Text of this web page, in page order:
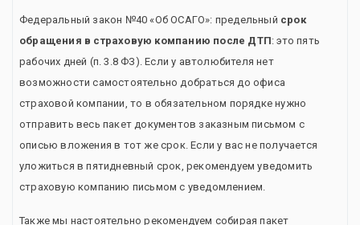
Федеральный закон №40 «Об ОСАГО»: предельный срок
обращения в страховую компанию после ДТП: это пять
рабочих дней (п. 3.8 ФЗ). Если у автолюбителя нет
возможности самостоятельно добраться до офиса
страховой компании, то в обязательном порядке нужно
отправить весь пакет документов заказным письмом с
описью вложения в тот же срок. Если у вас не получается
уложиться в пятидневный срок, рекомендуем уведомить
страховую компанию письмом с уведомлением.
Также мы настоятельно рекомендуем собирая пакет